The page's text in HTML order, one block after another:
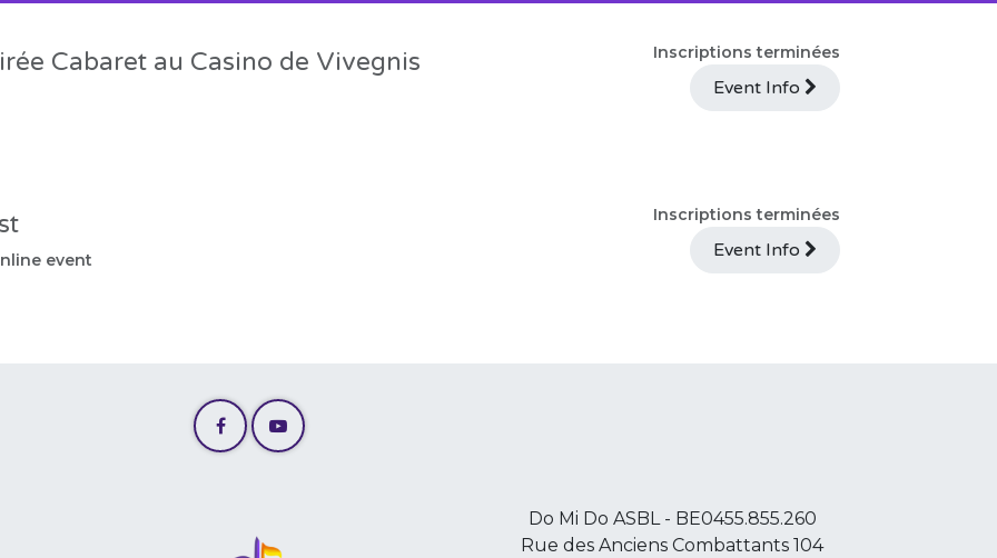
Cabaret au Casino de Vivegnis Inscriptions terminées
Event Info
event
Inscriptions terminées
Event Info
Do Mi Do ASBL - BE0455.855.260
Rue des Anciens Combattants 104